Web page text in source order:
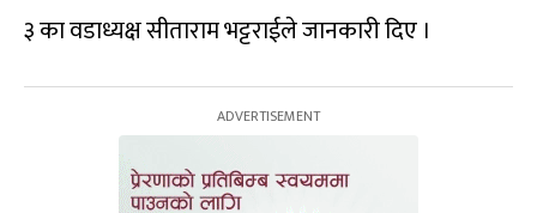
३ का वडाध्यक्ष सीताराम भट्टराईले जानकारी दिए ।